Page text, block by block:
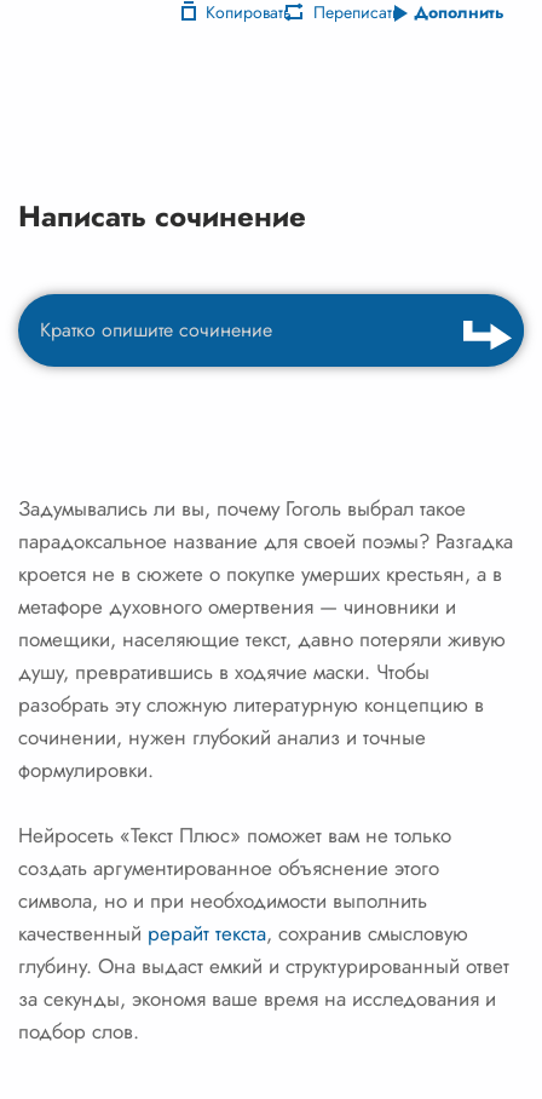
Копировать Переписать Дополнить
Написать сочинение
Задумывались ли вы, почему Гоголь выбрал такое
парадоксальное название для своей поэмы? Разгадка
кроется не в сюжете о покупке умерших крестьян, а в
метафоре духовного омертвения — чиновники и
помещики, населяющие текст, давно потеряли живую
душу, превратившись в ходячие маски. Чтобы
разобрать эту сложную литературную концепцию в
сочинении, нужен глубокий анализ и точные
формулировки.
Нейросеть «Текст Плюс» поможет вам не только
создать аргументированное объяснение этого
символа, но и при необходимости выполнить
качественный рерайт текста, сохранив смысловую
глубину. Она выдаст емкий и структурированный ответ
за секунды, экономя ваше время на исследования и
подбор слов.